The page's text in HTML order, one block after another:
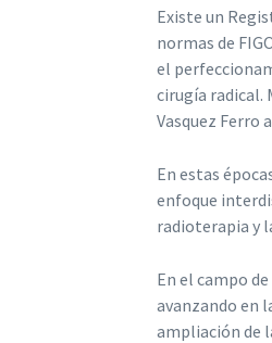
Existe un
normas de
el
cirugía radical.
Vasquez Ferro
En estas
enfoque
radioterapia y
En el campo
avanzando en
ampliación de